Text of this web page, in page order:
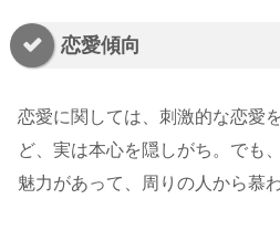
恋愛傾向
恋愛に関しては、刺激的な恋愛
ど、実は本心を隠しがち。でも
魅力があって、周りの人から慕